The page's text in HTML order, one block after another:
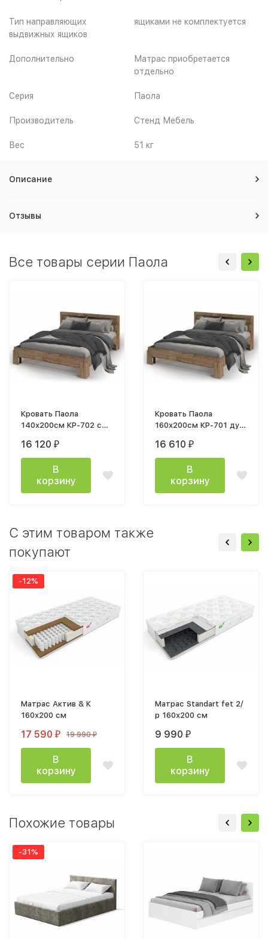
Тип направляющих
выдвижных ящиков
ящиками не комплектуется
Дополнительно
Матрас приобретается
отдельно
Серия Паола
Производитель Стенд Мебель
Вес 51 кг
Описание
Отзывы
Все товары серии Паола
Кровать Паола
140х200см КР-702 с
основанием
16 120 ₽
В
корзину
Кровать Паола
160х200см КР-701 дуб
ортопедическим
основанием
16 610 ₽
В
корзину
C этим товаром также
покупают
-12%
Матрас Актив & К
160х200 см
17 590 ₽ 19 990₽
В
корзину
Матрас Standart fet 2/
р 160х200 см
9 990 ₽
В
корзину
Похожие товары
-31%